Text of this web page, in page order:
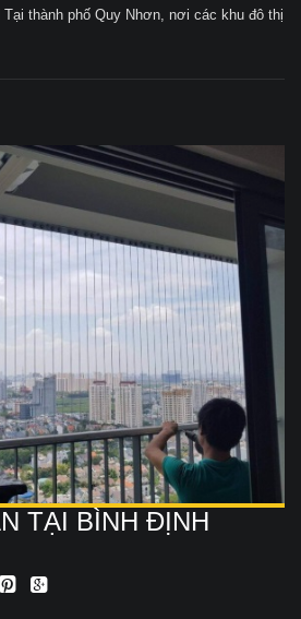
thành phố Quy Nhơn, nơi các khu đô thị
TẠI BÌNH ĐỊNH